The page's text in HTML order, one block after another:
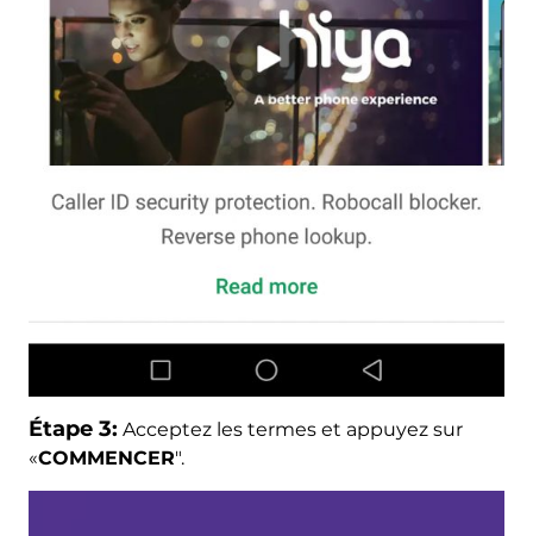
Étape 3: Acceptez les termes et appuyez sur
«COMMENCER".